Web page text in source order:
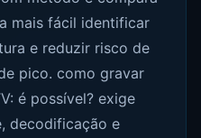
mais fácil identificar
e reduzir risco de
pico. como gravar
é possível? exige
decodificação e